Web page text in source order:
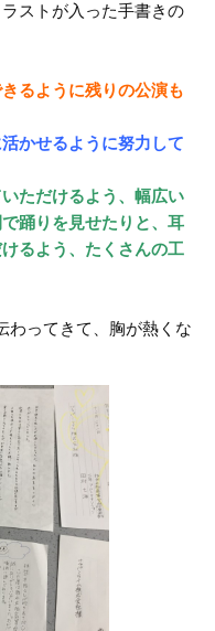
ストが入った手書きの
るように残りの公演も
かせるように努力して
ただけるよう、幅広い
踊りを見せたりと、耳
るよう、たくさんの工
わってきて、胸が熱くな